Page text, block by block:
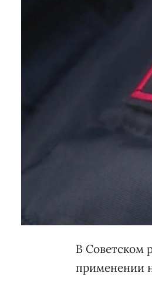
В Советском
применении